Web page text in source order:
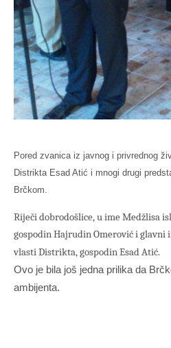
Pored zvanica iz javnog i privrednog
Distrikta Esad Atić i mnogi drugi
Brčkom.
Riječi dobrodošlice, u ime Medžlisa
gospodin Hajrudin Omerović i glavni
vlasti Distrikta, gospodin Esad Atić.
Ovo je bila još jedna prilika da
ambijenta.